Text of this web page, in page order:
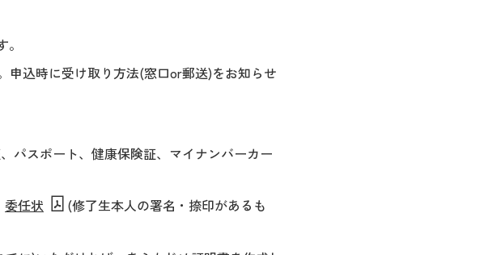
申込時に受け取り方法(窓口or郵送)をお知らせ
パスポート、健康保険証、マイナンバーカー
委任状
(修了生本人の署名・捺印があるも